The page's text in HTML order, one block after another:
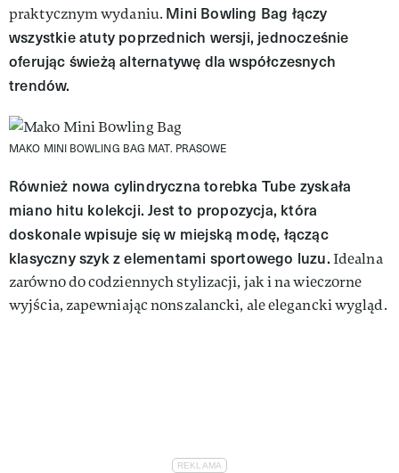
praktycznym wydaniu. Mini Bowling Bag łączy
wszystkie atuty poprzednich wersji, jednocześnie
oferując świeżą alternatywę dla współczesnych
trendów.
MAKO MINI BOWLING BAG MAT. PRASOWE
Również nowa cylindryczna torebka Tube zyskała
miano hitu kolekcji. Jest to propozycja, która
doskonale wpisuje się w miejską modę, łącząc
klasyczny szyk z elementami sportowego luzu. Idealna
zarówno do codziennych stylizacji, jak i na wieczorne
wyjścia, zapewniając nonszalancki, ale elegancki wygląd.